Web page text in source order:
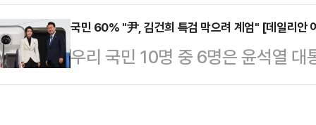
치고 비공개 의원총회로 향하던…
꾼은 "김흥국 씨 계엄령에 대해 어
이에 김흥국은 "용산만이 알고 있
엄은 어떻게 생각하시는지?" "이번
글에는 …
여론조사공정㈜에 의뢰해 지난 9
수행 긍정평가는 17.5% (매우 잘
80.1%(매우 못함 75.1%·못하는
국민 60% "尹, 김건희 특검 막으려 계엄" [데일리안
우리 국민 10명 중 6명은 윤석열 대
검 도입을 막기 위해 단행됐다고 생